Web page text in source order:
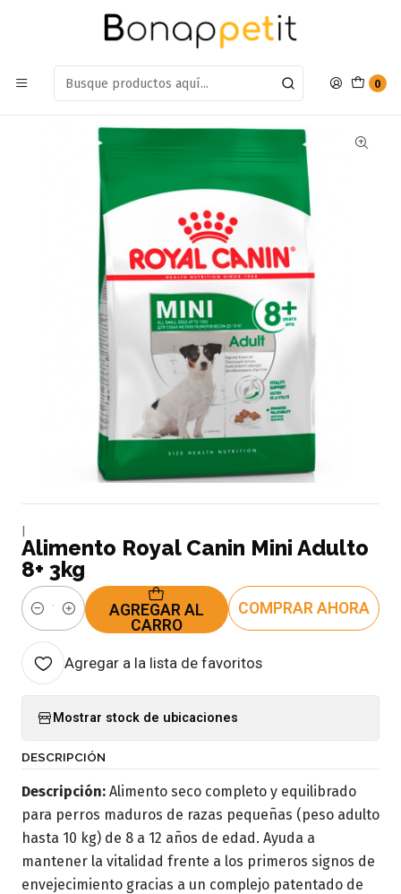
0
Estamos en: Antumalal 612, Quilicura Míranos en Maps
Alimento Royal Canin Mini Adulto 8+ 3kg
Alimento Royal Canin Mini Adulto
8+ 3kg
Cantidad
AGREGAR AL
CARRO
COMPRAR AHORA
Agregar a la lista de favoritos
Mostrar stock de ubicaciones
DESCRIPCIÓN
Descripción: Alimento seco completo y equilibrado
para perros maduros de razas pequeñas (peso adulto
hasta 10 kg) de 8 a 12 años de edad. Ayuda a
mantener la vitalidad frente a los primeros signos de
envejecimiento gracias a un complejo patentado de